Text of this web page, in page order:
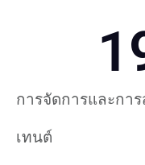
การจัดการและกา
เทนต์